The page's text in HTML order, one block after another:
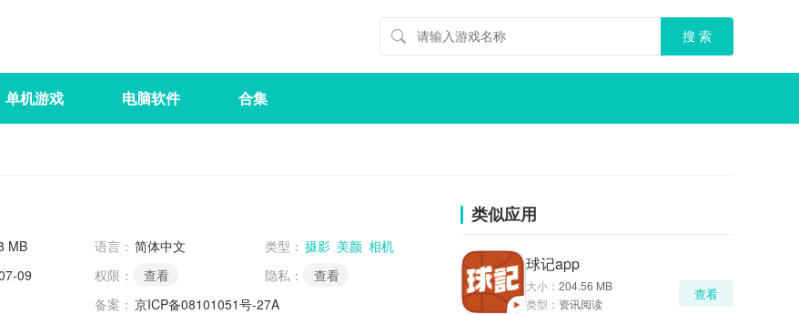
单机游戏 电脑软件 合集
MB 语言： 简体中文 类型： 摄影 美颜 相机
09 权限： 查看 隐私：
查看
备案： 京ICP备08101051号-27A
类似应用
球记app
大小： 204.56 MB
类型： 资讯阅读
查看